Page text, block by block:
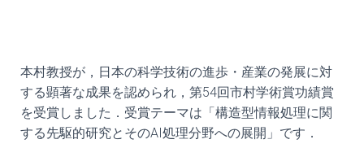
本村教授が，日本の科学技術の進歩・産業の発展に対
する顕著な成果を認められ，第54回市村学術賞功績賞
を受賞しました．受賞テーマは「構造型情報処理に関
する先駆的研究とそのAI処理分野への展開」です．